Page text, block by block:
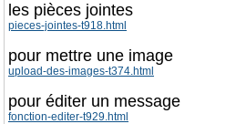
les pièces jointes
pieces-jointes-t918.html
pour mettre une image
upload-des-images-t374.html
pour éditer un message
fonction-editer-t929.html